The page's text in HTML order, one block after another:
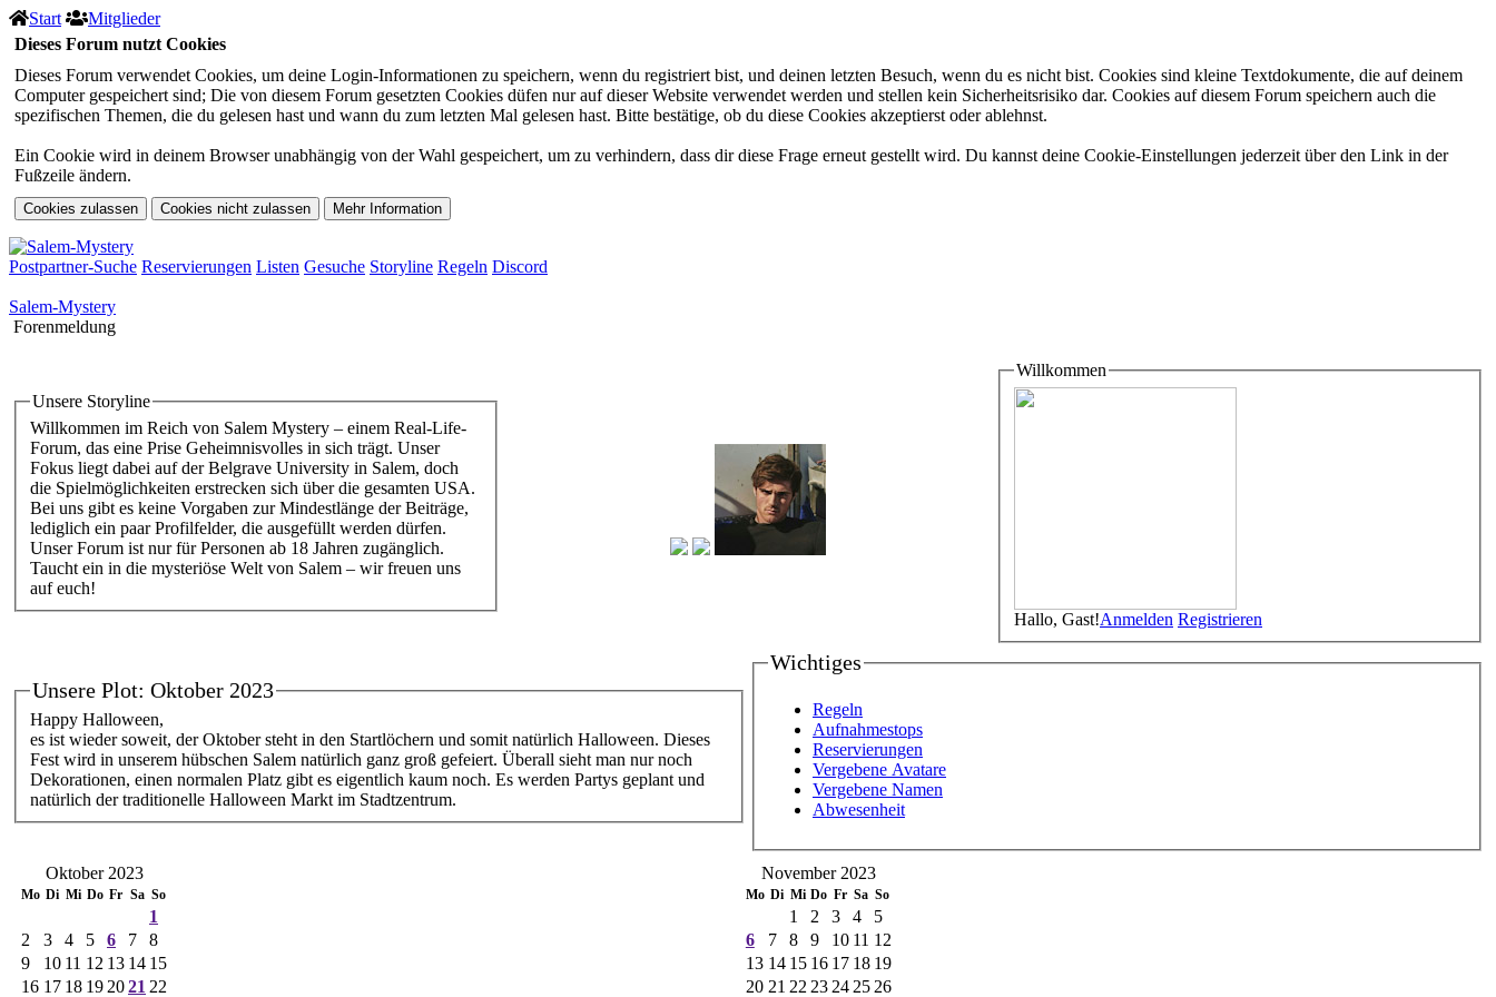
Start
Mitglieder
Dieses Forum nutzt Cookies
Dieses Forum verwendet Cookies, um deine Login-Informationen zu speichern, wenn du registriert bist, und deinen letzten Besuch, wenn du es nicht bist. Cookies sind kleine Textdokumente, die auf deinem
Computer gespeichert sind; Die von diesem Forum gesetzten Cookies düfen nur auf dieser Website verwendet werden und stellen kein Sicherheitsrisiko dar. Cookies auf diesem Forum speichern auch die
spezifischen Themen, die du gelesen hast und wann du zum letzten Mal gelesen hast. Bitte bestätige, ob du diese Cookies akzeptierst oder ablehnst.
Ein Cookie wird in deinem Browser unabhängig von der Wahl gespeichert, um zu verhindern, dass dir diese Frage erneut gestellt wird. Du kannst deine Cookie-Einstellungen jederzeit über den Link in der
Fußzeile ändern.
Postpartner-Suche Reservierungen Listen Gesuche Storyline Regeln Discord
Salem-Mystery
Forenmeldung
Unsere Storyline
Willkommen im Reich von Salem Mystery – einem Real-Life-
Forum, das eine Prise Geheimnisvolles in sich trägt. Unser
Fokus liegt dabei auf der Belgrave University in Salem, doch
die Spielmöglichkeiten erstrecken sich über die gesamten USA.
Bei uns gibt es keine Vorgaben zur Mindestlänge der Beiträge,
lediglich ein paar Profilfelder, die ausgefüllt werden dürfen.
Unser Forum ist nur für Personen ab 18 Jahren zugänglich.
Taucht ein in die mysteriöse Welt von Salem – wir freuen uns
auf euch!
Willkommen
Hallo, Gast!Anmelden Registrieren
Unsere Plot: Oktober 2023
Happy Halloween,
es ist wieder soweit, der Oktober steht in den Startlöchern und somit natürlich Halloween. Dieses
Fest wird in unserem hübschen Salem natürlich ganz groß gefeiert. Überall sieht man nur noch
Dekorationen, einen normalen Platz gibt es eigentlich kaum noch. Es werden Partys geplant und
natürlich der traditionelle Halloween Markt im Stadtzentrum.
Wichtiges
Regeln
Aufnahmestops
Reservierungen
Vergebene Avatare
Vergebene Namen
Abwesenheit
Oktober 2023
Mo Di Mi Do Fr Sa So
1
2
3 4 5 6 7
8
9
10 11 12 13 14 15
16 17 18 19 2021 22
November 2023
Mo Di Mi Do Fr Sa So
1 2 3 4
5
6
7 8 9 10 11 12
13 14 15 16 17 18 19
20 21 22 23 24 25 26